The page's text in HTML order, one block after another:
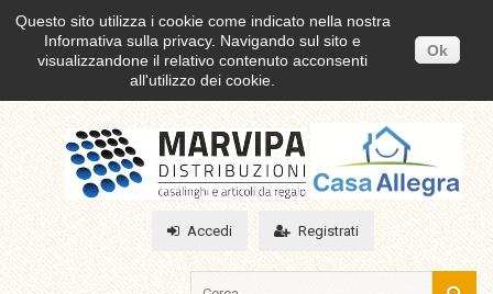
Questo sito utilizza i cookie come indicato nella nostra
Informativa sulla privacy. Navigando sul sito e
visualizzandone il relativo contenuto acconsenti
all'utilizzo dei cookie.
Ok
Accedi Registrati